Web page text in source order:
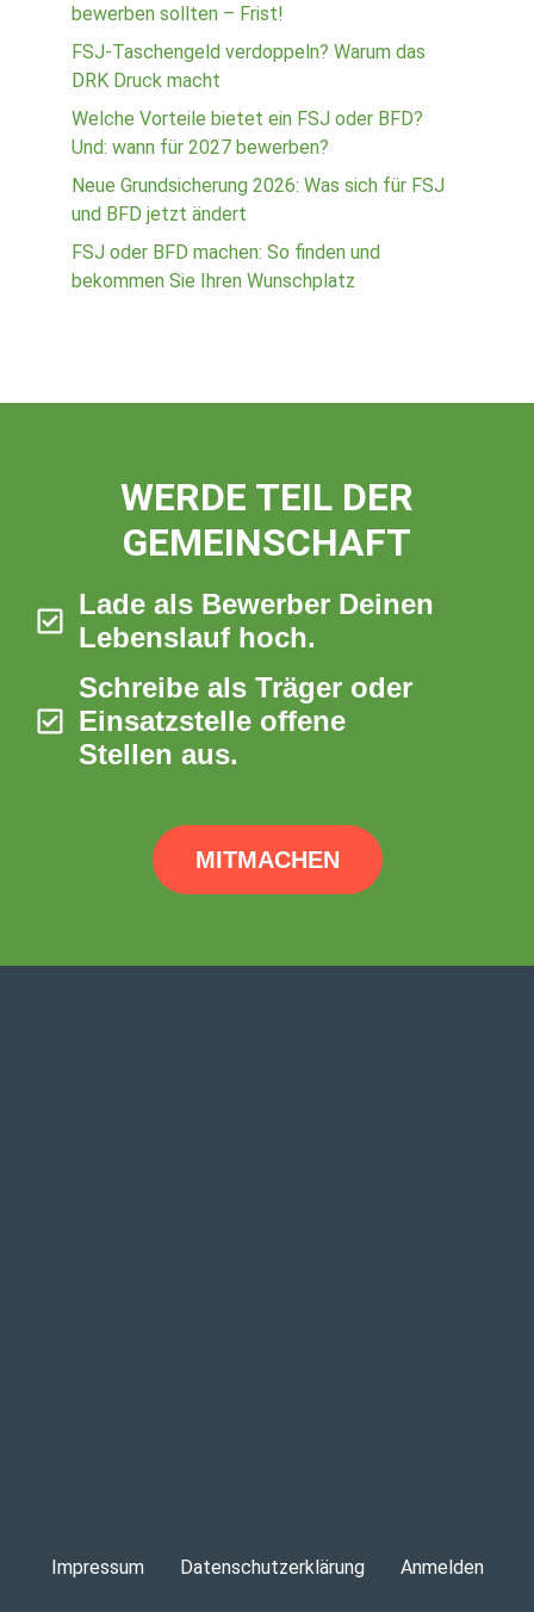
bewerben sollten – Frist!
FSJ-Taschengeld verdoppeln? Warum das
DRK Druck macht
Welche Vorteile bietet ein FSJ oder BFD?
Und: wann für 2027 bewerben?
Neue Grundsicherung 2026: Was sich für FSJ
und BFD jetzt ändert
FSJ oder BFD machen: So finden und
bekommen Sie Ihren Wunschplatz
WERDE TEIL DER
GEMEINSCHAFT
Lade als Bewerber Deinen
Lebenslauf hoch.
Schreibe als Träger oder
Einsatzstelle offene
Stellen aus.
MITMACHEN
Impressum Datenschutzerklärung Anmelden